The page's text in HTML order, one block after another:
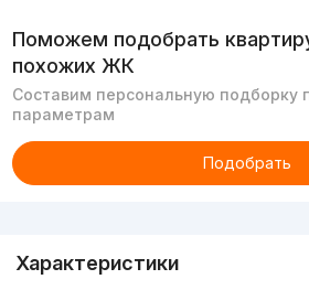
Поможем подобрать
похожих ЖК
Составим персональную подборку
параметрам
Подобрать
Характеристики